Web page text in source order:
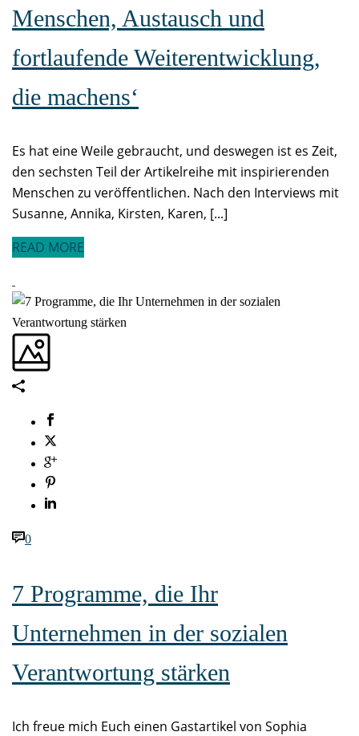
Menschen, Austausch und
fortlaufende Weiterentwicklung,
die machens‘
Es hat eine Weile gebraucht, und deswegen ist es Zeit,
den sechsten Teil der Artikelreihe mit inspirierenden
Menschen zu veröffentlichen. Nach den Interviews mit
Susanne, Annika, Kirsten, Karen, [...]
READ MORE
0
7 Programme, die Ihr
Unternehmen in der sozialen
Verantwortung stärken
Ich freue mich Euch einen Gastartikel von Sophia